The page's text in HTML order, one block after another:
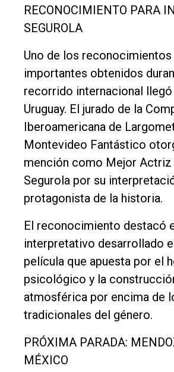
RECONOCIMIENTO PARA
SEGUROLA
Uno de los reconocimientos
importantes obtenidos
recorrido internacional
Uruguay. El jurado de la
Iberoamericana de
Montevideo Fantástico
mención como Mejor Actriz
Segurola por su
protagonista de la historia.
El reconocimiento destacó
interpretativo desarrollado
película que apuesta por el
psicológico y la
atmosférica por encima de
tradicionales del género.
PRÓXIMA PARADA:
MÉXICO